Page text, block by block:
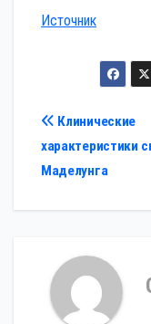
Источник
Навигация
по
Клинические
характеристики
Маделунга